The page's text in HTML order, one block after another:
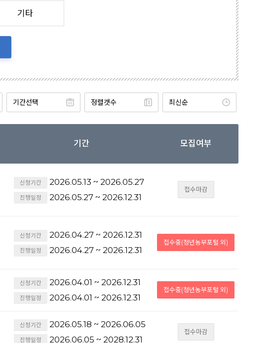
기타
기간 모집여부
신청기간 2026.05.13 ~ 2026.05.27
진행일정 2026.05.27 ~ 2026.12.31
접수마감
신청기간 2026.04.27 ~ 2026.12.31
진행일정 2026.04.27 ~ 2026.12.31
접수중(청년농부포털 외)
신청기간 2026.04.01 ~ 2026.12.31
진행일정 2026.04.01 ~ 2026.12.31
접수중(청년농부포털 외)
신청기간 2026.05.18 ~ 2026.06.05
진행일정 2026.06.05 ~ 2028.12.31
접수마감